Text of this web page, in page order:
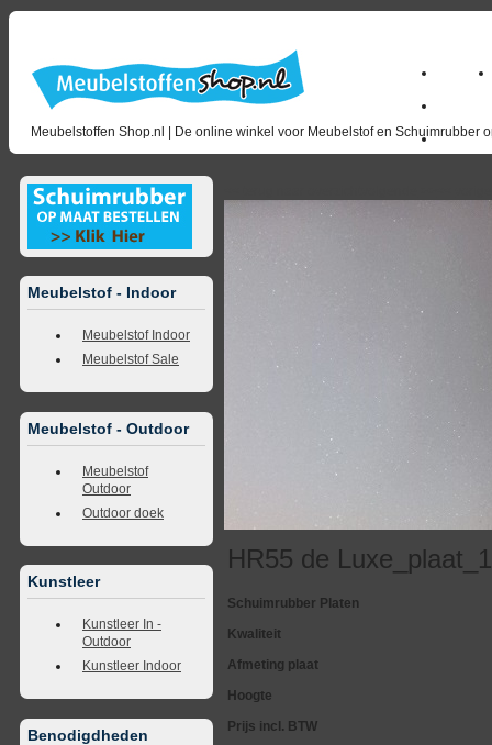
Meubelstoffen Shop.nl | De online winkel voor Meubelstof en Schuimrubber
Home
Meubelstof - Indoor
Meubelstof Indoor
Meubelstof Sale
Meubelstof - Outdoor
Meubelstof
Outdoor
Outdoor doek
Kunstleer
Kunstleer In -
Outdoor
Kunstleer Indoor
Benodigdheden
HR55 de
Schuimrubber Platen
Kwaliteit
Afmeting plaat
Hoogte
Prijs incl. BTW